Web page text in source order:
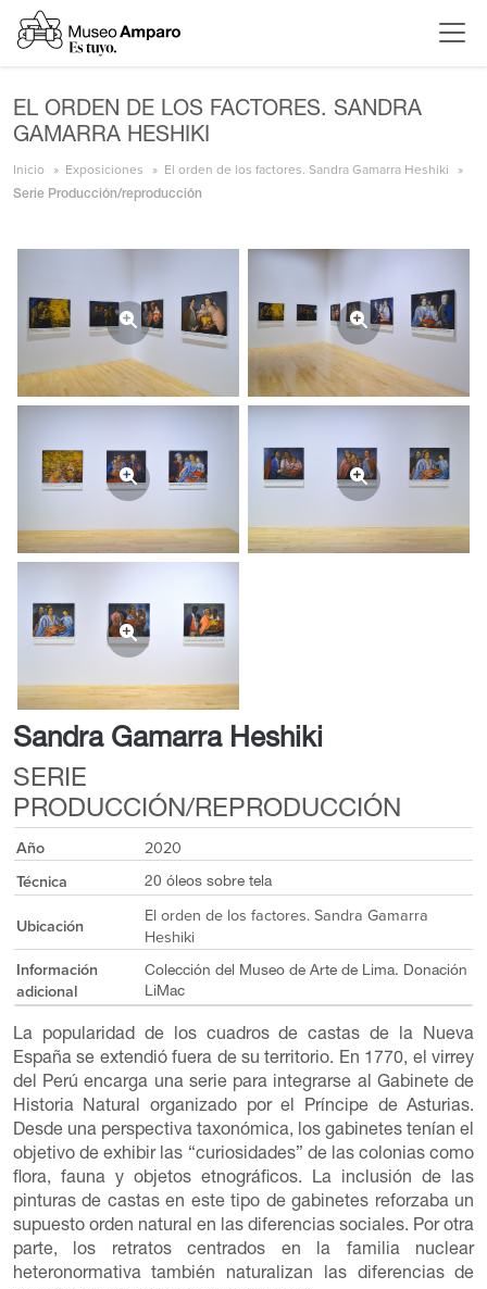
EL ORDEN DE LOS FACTORES. SANDRA
GAMARRA HESHIKI
Inicio Exposiciones El orden de los factores. Sandra Gamarra Heshiki
Serie Producción/reproducción
Sandra Gamarra Heshiki
SERIE
PRODUCCIÓN/REPRODUCCIÓN
Año
2020
Técnica
20 óleos sobre tela
Ubicación
El orden de los factores. Sandra Gamarra
Heshiki
Información
adicional
Colección del Museo de Arte de Lima. Donación
LiMac
La popularidad de los cuadros de castas de la Nueva
España se extendió fuera de su territorio. En 1770, el virrey
del Perú encarga una serie para integrarse al Gabinete de
Historia Natural organizado por el Príncipe de Asturias.
Desde una perspectiva taxonómica, los gabinetes tenían el
objetivo de exhibir las “curiosidades” de las colonias como
flora, fauna y objetos etnográficos. La inclusión de las
pinturas de castas en este tipo de gabinetes reforzaba un
supuesto orden natural en las diferencias sociales. Por otra
parte, los retratos centrados en la familia nuclear
heteronormativa también naturalizan las diferencias de